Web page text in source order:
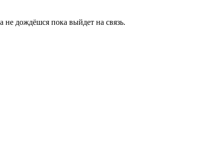
не дождёшся пока выйдет на связь.